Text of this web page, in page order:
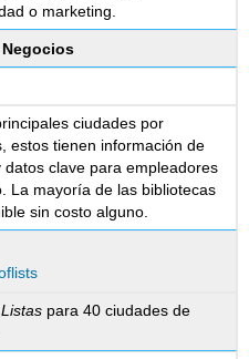
o marketing.
ciudades por
estos tienen información de
clave para empleadores
La mayoría de las bibliotecas
sin costo alguno.
para 40 ciudades de